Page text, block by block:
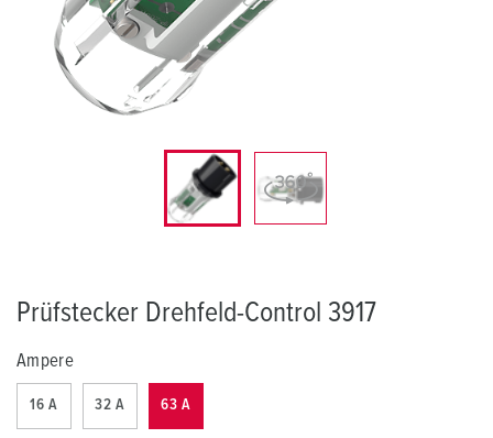
Prüfstecker Drehfeld-Control 3917
Ampere
16 A 32 A 63 A